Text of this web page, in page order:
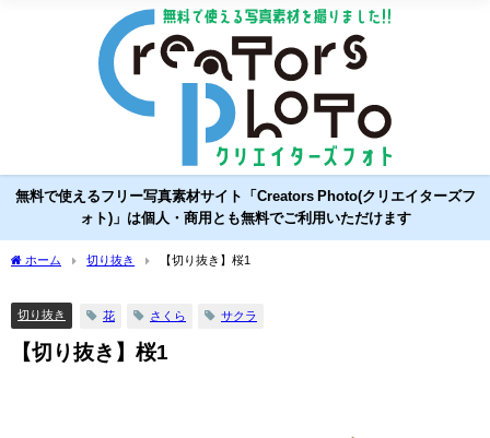
無料で使えるフリー写真素材サイト「Creators Photo(クリエイターズフ
ォト)」は個人・商用とも無料でご利用いただけます
ホーム 切り抜き 【切り抜き】桜1
切り抜き 花 さくら サクラ
【切り抜き】桜1